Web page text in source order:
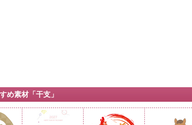
め素材「干支」